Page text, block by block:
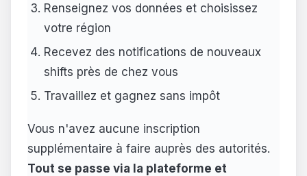
Renseignez vos données et choisissez
votre région
Recevez des notifications de nouveaux
shifts près de chez vous
Travaillez et gagnez sans impôt
Vous n'avez aucune inscription
supplémentaire à faire auprès des autorités.
Tout se passe via la plateforme et